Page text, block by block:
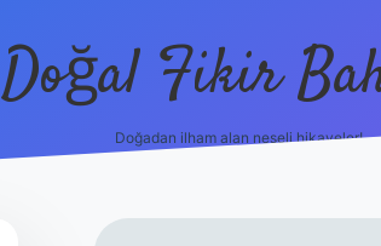
Doğal Fikir
Doğadan ilham alan neşeli hikayeler!